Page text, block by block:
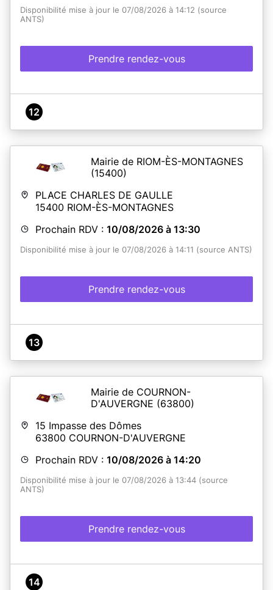
Disponibilité mise à jour le 07/08/2026 à 14:12 (source
ANTS)
Prendre rendez-vous
12
Mairie de RIOM-ÈS-MONTAGNES
(15400)
PLACE CHARLES DE GAULLE
15400 RIOM-ÈS-MONTAGNES
Prochain RDV : 10/08/2026 à 13:30
Disponibilité mise à jour le 07/08/2026 à 14:11 (source ANTS)
Prendre rendez-vous
13
Mairie de COURNON-
D'AUVERGNE (63800)
15 Impasse des Dômes
63800 COURNON-D'AUVERGNE
Prochain RDV : 10/08/2026 à 14:20
Disponibilité mise à jour le 07/08/2026 à 13:44 (source
ANTS)
Prendre rendez-vous
14